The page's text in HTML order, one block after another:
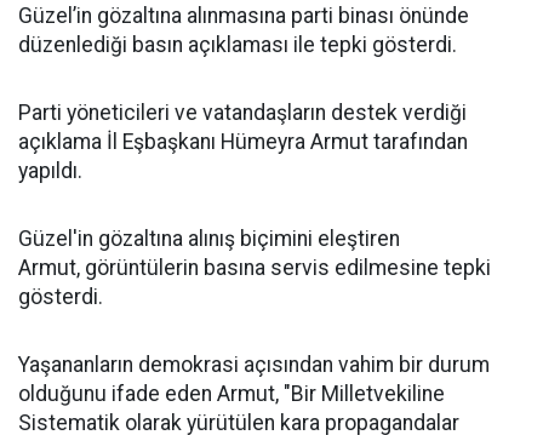
Güzel’in gözaltına alınmasına parti binası önünde
düzenlediği basın açıklaması ile tepki gösterdi.
Parti yöneticileri ve vatandaşların destek verdiği
açıklama İl Eşbaşkanı Hümeyra Armut tarafından
yapıldı.
Güzel'in gözaltına alınış biçimini eleştiren
Armut, görüntülerin basına servis edilmesine tepki
gösterdi.
Yaşananların demokrasi açısından vahim bir durum
olduğunu ifade eden Armut, "Bir Milletvekiline
Sistematik olarak yürütülen kara propagandalar